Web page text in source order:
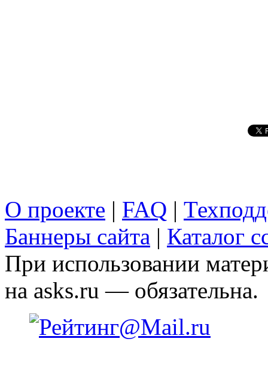
О проекте | FAQ |
Баннеры сайта | Каталог
При использовании
на asks.ru — обязательна.